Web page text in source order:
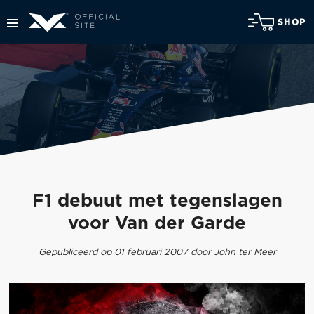
SHOP
F1 debuut met tegenslagen
voor Van der Garde
Gepubliceerd op 01 februari 2007 door John ter Meer